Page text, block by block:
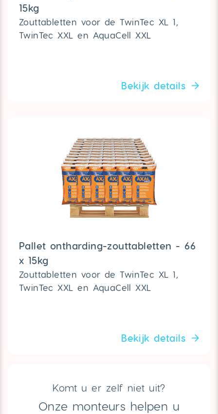
15kg
Zouttabletten voor de TwinTec XL 1,
TwinTec XXL en AquaCell XXL
Bekijk details
Pallet ontharding-zouttabletten - 66
x 15kg
Zouttabletten voor de TwinTec XL 1,
TwinTec XXL en AquaCell XXL
Bekijk details
Komt u er zelf niet uit?
Onze monteurs helpen u